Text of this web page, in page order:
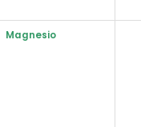
Magnesio